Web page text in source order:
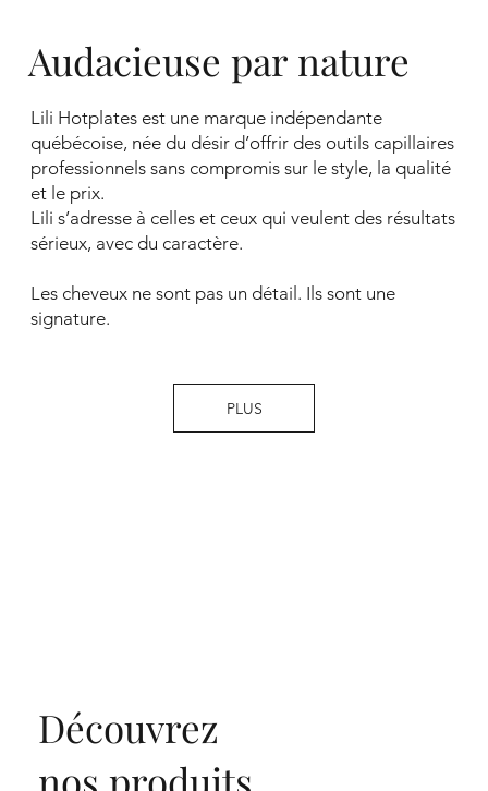
Audacieuse par nature
Lili Hotplates est une marque indépendante
québécoise, née du désir d’offrir des outils capillaires
professionnels sans compromis sur le style, la qualité
et le prix.
Lili s’adresse à celles et ceux qui veulent des résultats
sérieux, avec du caractère.
Les cheveux ne sont pas un détail. Ils sont une
signature.
PLUS
Découvrez
nos produits